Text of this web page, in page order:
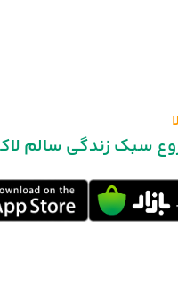
سبک زندگی سالم